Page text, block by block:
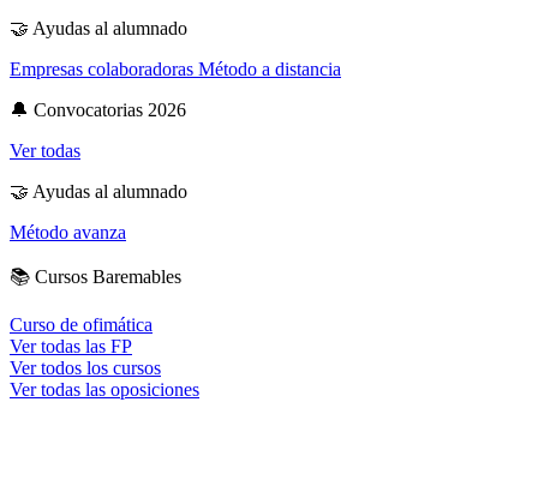
🤝 Ayudas al alumnado
Empresas colaboradoras Método a distancia
🔔 Convocatorias 2026
Ver todas
🤝 Ayudas al alumnado
Método avanza
📚 Cursos Baremables
Curso de ofimática
Ver todas las FP
Ver todos los cursos
Ver todas las oposiciones